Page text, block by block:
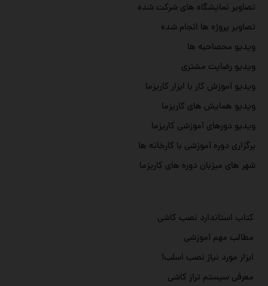
تصاویر نمایشگاه های شرکت شده
تصاویر پروژه ها انجام شده
ویدیو محصاحبه ها
ویدیو رضایت مشتری
ویدیو آموزش کار با ابزار کاریزما
ویدیو همایش های کاریزما
ویدیو دورهای آموزشی کاریزما
برگزاری دوره آموزشی با کارخانه ها
شهر های میزبان دوره های کاریزما
کتاب استاندارد نصب کاشی
مطالب مهم آموزشی
ابزار مورد نیاز نصب اسلب!
معرفی سیستم تراز کاشی